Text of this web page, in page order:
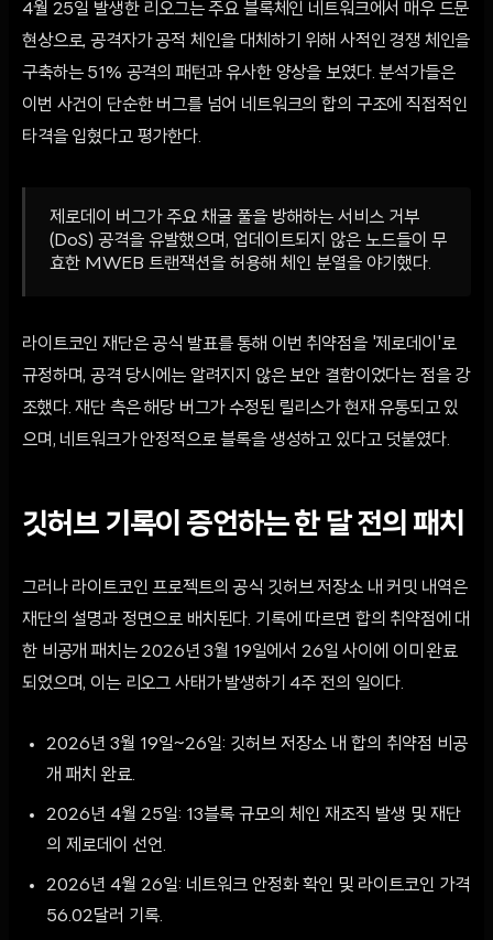
4월 25일 발생한 리오그는 주요 블록체인 네트워크에서 매우 드문
현상으로, 공격자가 공적 체인을 대체하기 위해 사적인 경쟁 체인을
구축하는 51% 공격의 패턴과 유사한 양상을 보였다. 분석가들은
이번 사건이 단순한 버그를 넘어 네트워크의 합의 구조에 직접적인
타격을 입혔다고 평가한다.
제로데이 버그가 주요 채굴 풀을 방해하는 서비스 거부
(DoS) 공격을 유발했으며, 업데이트되지 않은 노드들이 무
효한 MWEB 트랜잭션을 허용해 체인 분열을 야기했다.
라이트코인 재단은 공식 발표를 통해 이번 취약점을 '제로데이'로
규정하며, 공격 당시에는 알려지지 않은 보안 결함이었다는 점을 강
조했다. 재단 측은 해당 버그가 수정된 릴리스가 현재 유통되고 있
으며, 네트워크가 안정적으로 블록을 생성하고 있다고 덧붙였다.
깃허브 기록이 증언하는 한 달 전의 패치
그러나 라이트코인 프로젝트의 공식 깃허브 저장소 내 커밋 내역은
재단의 설명과 정면으로 배치된다. 기록에 따르면 합의 취약점에 대
한 비공개 패치는 2026년 3월 19일에서 26일 사이에 이미 완료
되었으며, 이는 리오그 사태가 발생하기 4주 전의 일이다.
2026년 3월 19일~26일: 깃허브 저장소 내 합의 취약점 비공
개 패치 완료.
2026년 4월 25일: 13블록 규모의 체인 재조직 발생 및 재단
의 제로데이 선언.
2026년 4월 26일: 네트워크 안정화 확인 및 라이트코인 가격
56.02달러 기록.